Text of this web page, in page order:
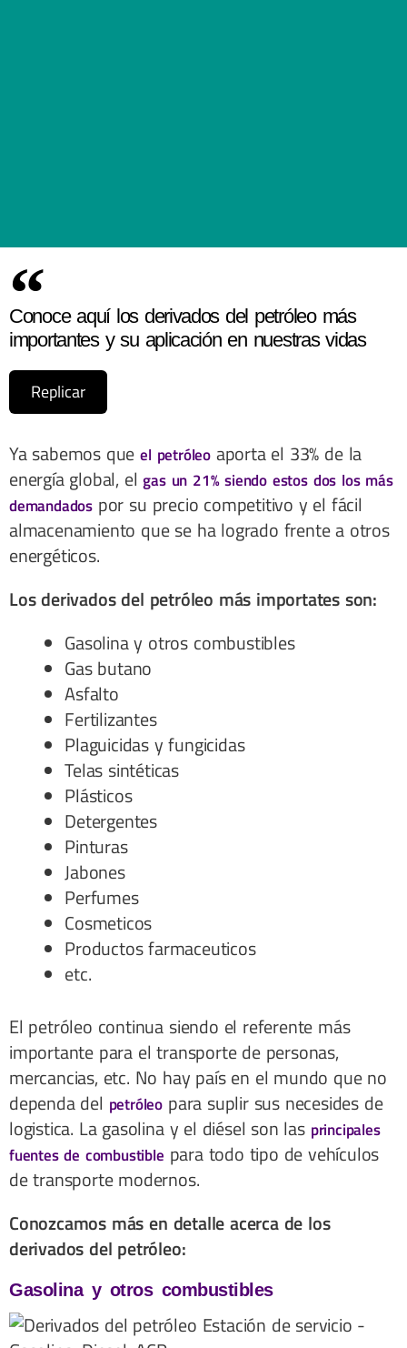
Conoce aquí los derivados del petróleo más
importantes y su aplicación en nuestras vidas
Replicar
Ya sabemos queel petróleoaporta el 33% de la
energía global, elgas un 21% siendo estos dos los más
demandados por su precio competitivo y el fácil
almacenamiento que se ha logrado frente a otros
energéticos.
Los derivados del petróleo más importates son:
Gasolina y otros combustibles
Gas butano
Asfalto
Fertilizantes
Plaguicidas y fungicidas
Telas sintéticas
Plásticos
Detergentes
Pinturas
Jabones
Perfumes
Cosmeticos
Productos farmaceuticos
etc.
El petróleo continua siendo el referente más
importante para el transporte de personas,
mercancias, etc. No hay país en el mundo que no
dependa del petróleo para suplir sus necesides de
logistica. La gasolina y el diésel son las principales
fuentes de combustible para todo tipo de vehículos
de transporte modernos.
Conozcamos más en detalle acerca de los
derivados del petróleo:
Gasolina y otros combustibles